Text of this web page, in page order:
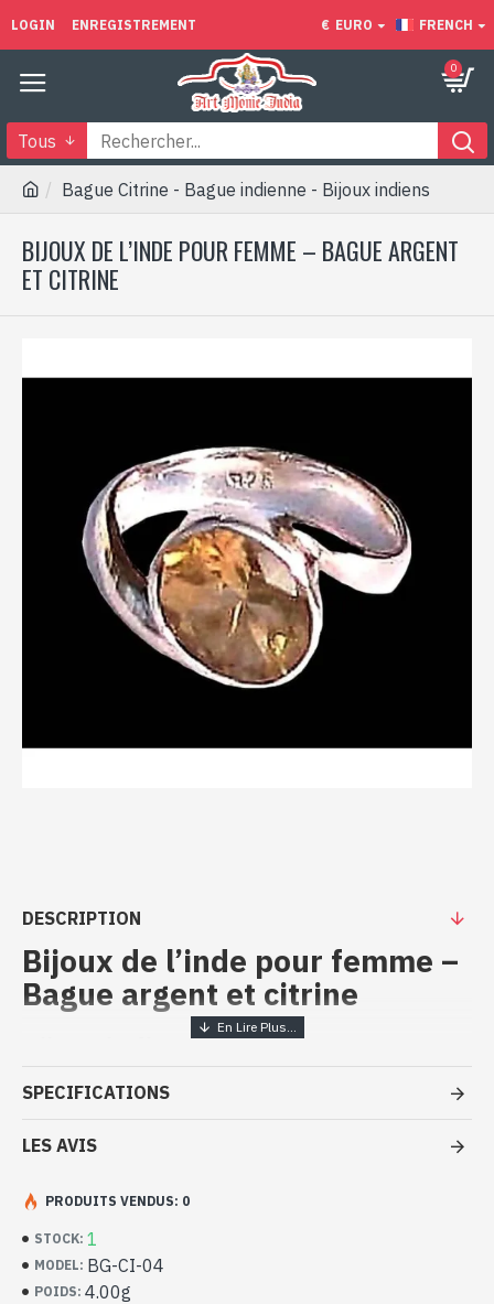
LOGIN ENREGISTREMENT € EURO FRENCH
0
Tous
Bague Citrine - Bague indienne - Bijoux indiens
BIJOUX DE L’INDE POUR FEMME – BAGUE ARGENT
ET CITRINE
DESCRIPTION
Bijoux de l’inde pour femme –
Bague argent et citrine
Bijoux indiens artisanaux - Bague
argent massif et Citrine
- Bague en argent véritable 925/1000
- Faite à la main à Jaipur ( INDE )
- Taille de la pierre : 13mm x 11mm approx
-Livrée avec un petit sac artisanal
Bague indienne argent et citrine
naturelle de forme ovale (BG-CI-04)
SPECIFICATIONS
LES AVIS
STOCK: 1
MODEL: BG-CI-04
POIDS: 4.00g
PRODUITS VENDUS: 0